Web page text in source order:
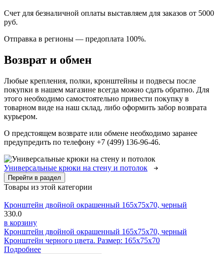
Счет для безналичной оплаты выставляем для заказов от 5000
руб.
Отправка в регионы — предоплата 100%.
Возврат и обмен
Любые крепления, полки, кронштейны и подвесы после
покупки в нашем магазине всегда можно сдать обратно. Для
этого необходимо самостоятельно привести покупку в
товарном виде на наш склад, либо оформить забор возврата
курьером.
О предстоящем возврате или обмене необходимо заранее
предупредить по телефону +7 (499) 136-96-46.
Универсальные крюки на стену и потолок
Перейти в раздел
Товары из этой категории
Кронштейн двойной окрашенный 165х75х70, черный
330.0
в корзину
Кронштейн двойной окрашенный 165х75х70, черный
Кронштейн черного цвета. Размер: 165х75х70
Подробнее